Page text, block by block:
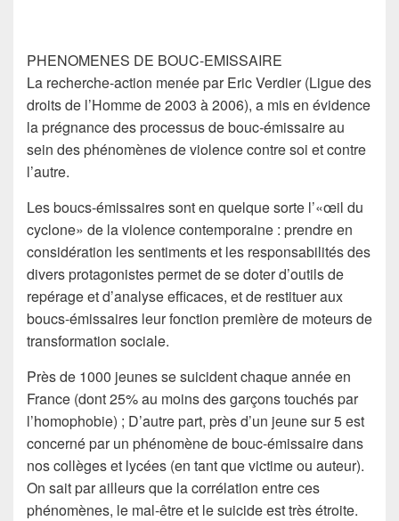
PHENOMENES DE BOUC-EMISSAIRE
La recherche-action menée par Eric Verdier (Ligue des
droits de l’Homme de 2003 à 2006), a mis en évidence
la prégnance des processus de bouc-émissaire au
sein des phénomènes de violence contre soi et contre
l’autre.
Les boucs-émissaires sont en quelque sorte l’«œil du
cyclone» de la violence contemporaine : prendre en
considération les sentiments et les responsabilités des
divers protagonistes permet de se doter d’outils de
repérage et d’analyse efficaces, et de restituer aux
boucs-émissaires leur fonction première de moteurs de
transformation sociale.
Près de 1000 jeunes se suicident chaque année en
France (dont 25% au moins des garçons touchés par
l’homophobie) ; D’autre part, près d’un jeune sur 5 est
concerné par un phénomène de bouc-émissaire dans
nos collèges et lycées (en tant que victime ou auteur).
On sait par ailleurs que la corrélation entre ces
phénomènes, le mal-être et le suicide est très étroite.